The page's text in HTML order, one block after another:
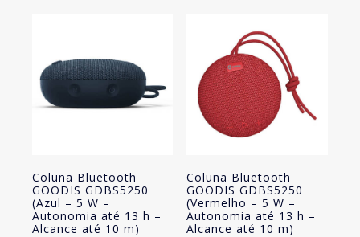
Coluna Bluetooth
GOODIS GDBS5250
(Azul – 5 W –
Autonomia até 13 h –
Alcance até 10 m)
Coluna Bluetooth
GOODIS GDBS5250
(Vermelho – 5 W –
Autonomia até 13 h –
Alcance até 10 m)